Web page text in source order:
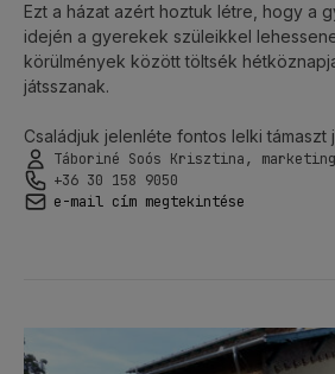
Ezt a házat azért hoztuk létre, hogy a
idején a gyerekek szüleikkel
körülmények között töltsék
játsszanak.
Családjuk jelenléte fontos lelki támaszt
Táboriné Soós Krisztina,
+36 30 158 9050
e-mail cím megtekintése